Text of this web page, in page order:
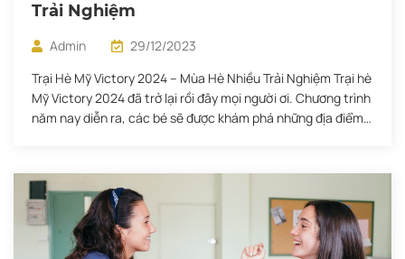
Trải Nghiệm
Admin
29/12/2023
Trại Hè Mỹ Victory 2024 – Mùa Hè Nhiều Trải Nghiệm Trại hè
Mỹ Victory 2024 đã trở lại rồi đây mọi người ơi. Chương trình
năm nay diễn ra, các bé sẽ được khám phá những địa điểm